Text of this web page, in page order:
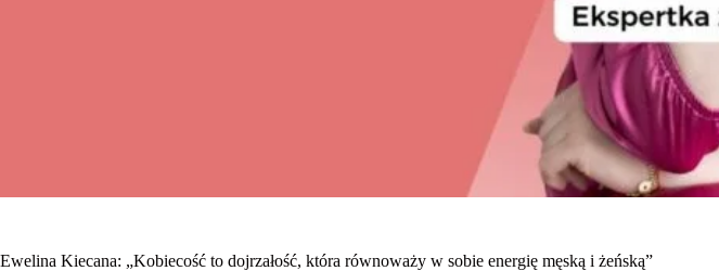
Ewelina Kiecana: „Kobiecość to dojrzałość, która równoważy w sobie energię męską i żeńską”